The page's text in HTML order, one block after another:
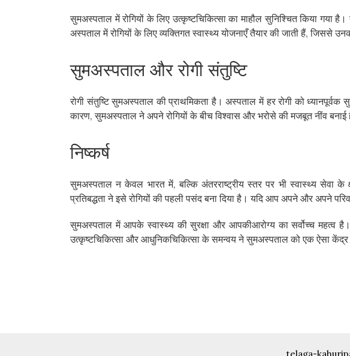
सुमअस्पताल में रोगियों के लिए उत्कृष्टचिकित्सा का माहौल सुनिश्चित किया गया
अस्पताल में रोगियों के लिए व्यक्तिगत स्वास्थ्य योजनाएँ तैयार की जाती हैं, जिससे
सुमअस्पताल और रोगी संतुष्टि
रोगी संतुष्टि सुमअस्पताल की प्राथमिकता है। अस्पताल में हर रोगी को
कारण, सुमअस्पताल ने अपने रोगियों के बीच विश्वास और भरोसे की मजबूत नींव बनाई
निष्कर्ष
सुमअस्पताल न केवल भारत में, बल्कि अंतरराष्ट्रीय स्तर पर भी स्वास्थ्य सेवा
प्रतिबद्धता ने इसे रोगियों की पहली पसंद बना दिया है। यदि आप अपने और अपने
सुमअस्पताल में आपके स्वास्थ्य की सुरक्षा और आपकीआरोग्य का सर्वोच्च महत्व
उत्कृष्टचिकित्सा और आधुनिकचिकित्सा के समन्वय ने सुमअस्पताल को एक ऐसा केंद्र